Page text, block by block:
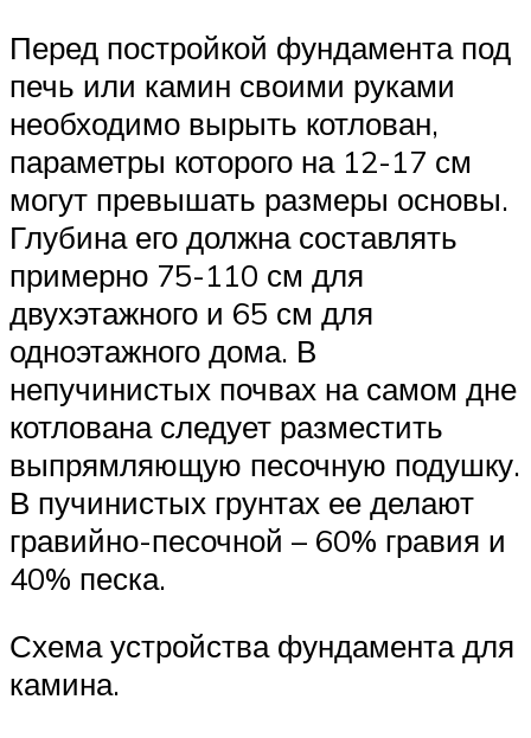
Перед постройкой фундамента под
печь или камин своими руками
необходимо вырыть котлован,
параметры которого на 12-17 см
могут превышать размеры основы.
Глубина его должна составлять
примерно 75-110 см для
двухэтажного и 65 см для
одноэтажного дома. В
непучинистых почвах на самом дне
котлована следует разместить
выпрямляющую песочную подушку.
В пучинистых грунтах ее делают
гравийно-песочной – 60% гравия и
40% песка.
Схема устройства фундамента для
камина.